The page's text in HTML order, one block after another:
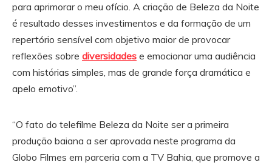
para aprimorar o meu ofício. A criação de Beleza da Noite
é resultado desses investimentos e da formação de um
repertório sensível com objetivo maior de provocar
reflexões sobre diversidades e emocionar uma audiência
com histórias simples, mas de grande força dramática e
apelo emotivo”.
“O fato do telefilme Beleza da Noite ser a primeira
produção baiana a ser aprovada neste programa da
Globo Filmes em parceria com a TV Bahia, que promove a